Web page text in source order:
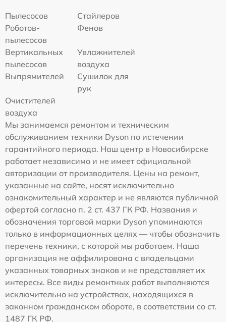
Пылесосов
Стайлеров
Роботов-
пылесосов
Фенов
Вертикальных
пылесосов
Увлажнителей
воздуха
Выпрямителей
Сушилок для
рук
Очистителей
воздуха
Мы занимаемся ремонтом и техническим
обслуживанием техники Dyson по истечении
гарантийного периода. Наш центр в Новосибирске
работает независимо и не имеет официальной
авторизации от производителя. Цены на ремонт,
указанные на сайте, носят исключительно
ознакомительный характер и не являются публичной
офертой согласно п. 2 ст. 437 ГК РФ. Названия и
обозначения торговой марки Dyson упоминаются
только в информационных целях — чтобы обозначить
перечень техники, с которой мы работаем. Наша
организация не аффилирована с владельцами
указанных товарных знаков и не представляет их
интересы. Все виды ремонтных работ выполняются
исключительно на устройствах, находящихся в
законном гражданском обороте, в соответствии со ст.
1487 ГК РФ.